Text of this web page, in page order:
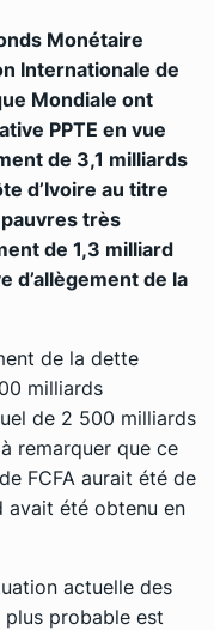
Monétaire
Internationale de
Mondiale ont
PPTE en vue
de 3,1 milliards
d’Ivoire au titre
très
de 1,3 milliard
d’allègement de la
de la dette
milliards
de 2 500 milliards
remarquer que ce
FCFA aurait été de
avait été obtenu en
actuelle des
plus probable est